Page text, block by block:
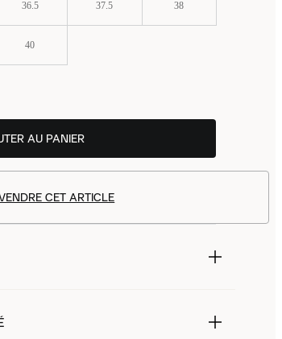
36.5 37.5 38
40
AU PANIER
CET ARTICLE